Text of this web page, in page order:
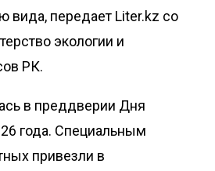
вида, передает Liter.kz со
экологии и
РК.
в преддверии Дня
года. Специальным
привезли в